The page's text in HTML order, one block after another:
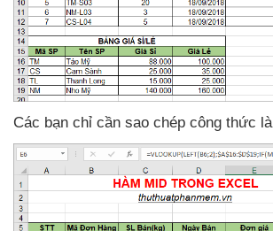
Các bạn chỉ cần sao chép công thức là